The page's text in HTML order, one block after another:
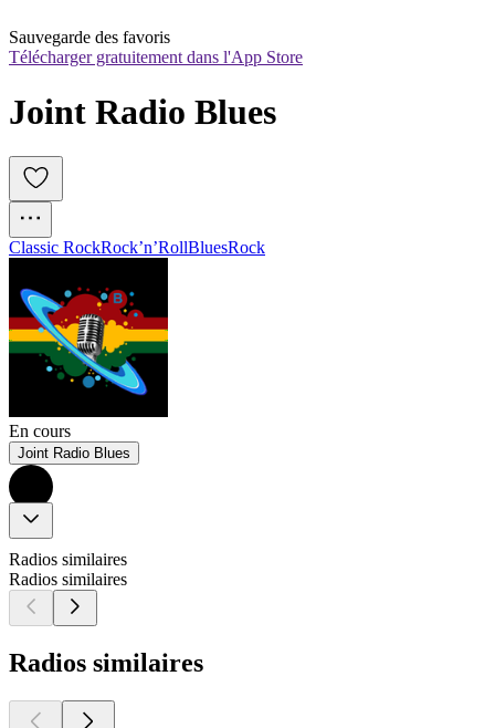
Sauvegarde des favoris
Télécharger gratuitement dans l'App Store
Joint Radio Blues
Classic RockRock’n’RollBluesRock
En cours
Joint Radio Blues
Radios similaires
Radios similaires
Radios similaires